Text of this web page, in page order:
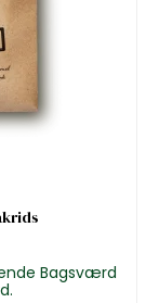
Bagsværd